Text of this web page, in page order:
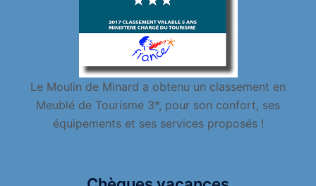
Le Moulin de Minard a obtenu un classement en
Meublé de Tourisme 3*, pour son confort, ses
équipements et ses services proposés !